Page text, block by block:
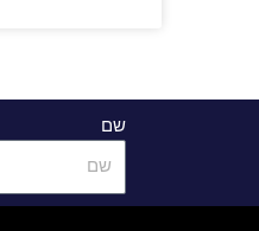
שם